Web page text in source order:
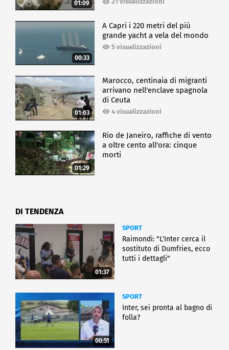
01:09
00:33
A Capri i 220 metri del più
grande yacht a vela del mondo
5 visualizzazioni
01:03
Marocco, centinaia di migranti
arrivano nell'enclave spagnola
di Ceuta
4 visualizzazioni
01:29
Rio de Janeiro, raffiche di vento
a oltre cento all'ora: cinque
morti
DI TENDENZA
01:37
SPORT
Raimondi: "L'Inter cerca il
sostituto di Dumfries, ecco
tutti i dettagli"
00:51
SPORT
Inter, sei pronta al bagno di
folla?